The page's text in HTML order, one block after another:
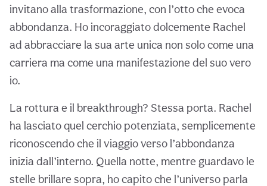
invitano alla trasformazione, con l’otto che evoca
abbondanza. Ho incoraggiato dolcemente Rachel
ad abbracciare la sua arte unica non solo come una
carriera ma come una manifestazione del suo vero
io.
La rottura e il breakthrough? Stessa porta. Rachel
ha lasciato quel cerchio potenziata, semplicemente
riconoscendo che il viaggio verso l’abbondanza
inizia dall’interno. Quella notte, mentre guardavo le
stelle brillare sopra, ho capito che l’universo parla